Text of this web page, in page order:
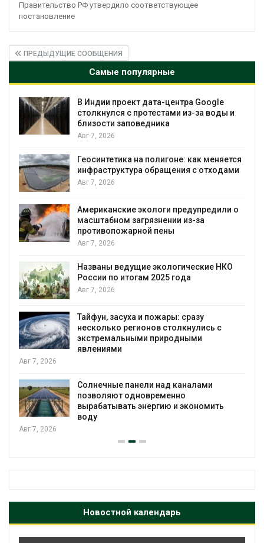
Правительство РФ утвердило соответствующее
постановление
ПРЕДЫДУЩИЕ СООБЩЕНИЯ
Самые популярные
воды и
о
Дождевая вода с крыш может
городам переживать жару
Авг 7, 2026
строительство мусорных объектов и
уборку контейнерных площадок
Авг 7, 2026
Панамский канал вновь
загрузку судов из-за дефицита
воды
Авг 6, 2026
В китайской провинции Шэньси из-за
паводков эвакуировали более 140
человек
МЕГА и ВкусВилл установили
экообменники для сбора вторсырья
Авг 6, 2026
воду из воздуха с помощью ветра
Авг 6, 2026
Новостной календарь